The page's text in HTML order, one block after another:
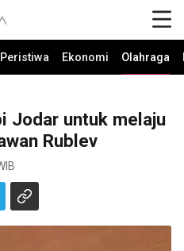
Peristiwa Ekonomi Olahraga
Jodar untuk melaju
Rublev